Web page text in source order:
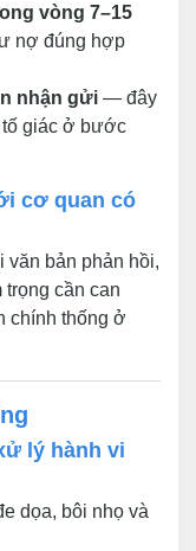
vòng 7–15
nợ đúng hợp
nhận gửi — đây
tố giác ở bước
cơ quan có
văn bản phản hồi,
trọng cần can
chính thống ở
lý hành vi
dọa, bôi nhọ và